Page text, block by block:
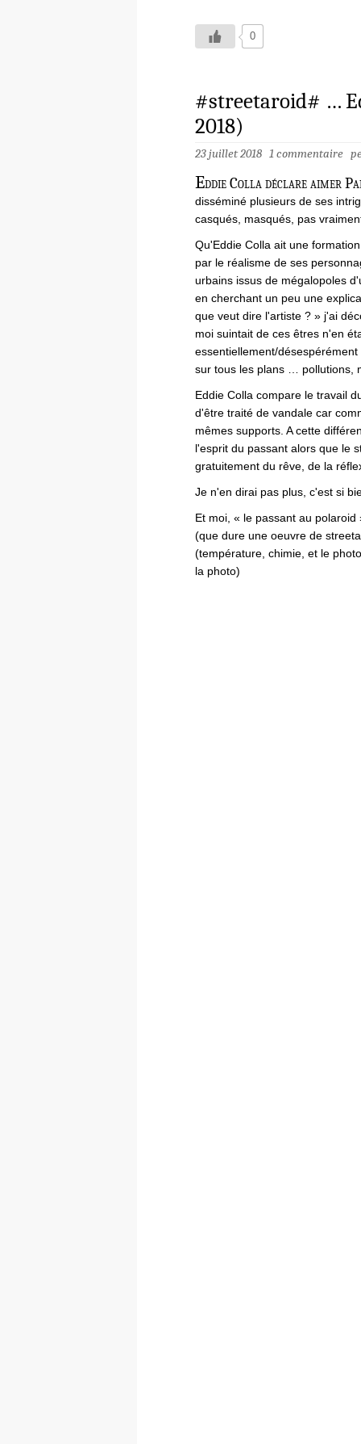
0
#streetaroid# …
2018)
23 juillet 2018 1 commentaire
Eddie Colla déclare aimer
disséminé plusieurs de ses
casqués, masqués, pas
Qu'Eddie Colla ait une
par le réalisme de ses
urbains issus de mégalopoles
en cherchant un peu une
que veut dire l'artiste ? » j'ai
moi suintait de ces êtres n'en
essentiellement/
sur tous les plans … pollutions,
Eddie Colla compare le travail
d'être traité de vandale car
mêmes supports. A cette
l'esprit du passant alors que le
gratuitement du rêve, de la
Je n'en dirai pas plus, c'est si
Et moi, « le passant au
(que dure une oeuvre de
(température, chimie, et le
la photo)